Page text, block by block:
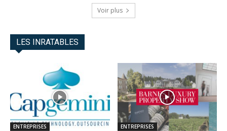
Voir plus
LES INRATABLES
ENTREPRISES ENTREPRISES